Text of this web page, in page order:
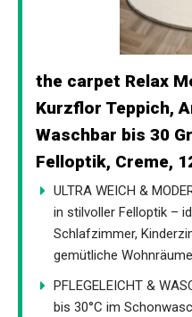
the carpet Relax
Kurzflor Teppich,
Waschbar bis 30
Felloptik, Creme,
ULTRA WEICH &
in stilvoller Felloptik –
Schlafzimmer,
gemütliche
PFLEGELEICHT &
bis 30°C im